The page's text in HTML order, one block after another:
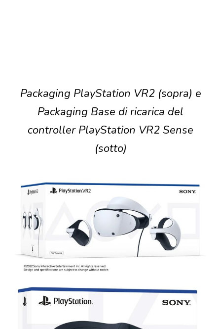
Packaging PlayStation VR2 (sopra) e
Packaging Base di ricarica del
controller PlayStation VR2 Sense
(sotto)